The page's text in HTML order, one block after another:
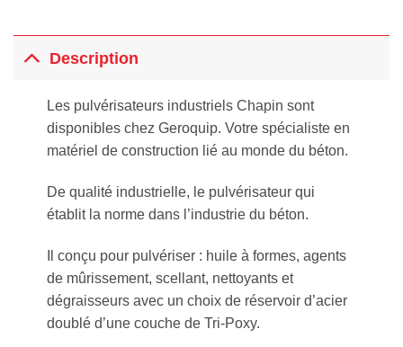
Description
Les pulvérisateurs industriels Chapin sont
disponibles chez Geroquip. Votre spécialiste en
matériel de construction lié au monde du béton.
De qualité industrielle, le pulvérisateur qui
établit la norme dans l’industrie du béton.
Il conçu pour pulvériser : huile à formes, agents
de mûrissement, scellant, nettoyants et
dégraisseurs avec un choix de réservoir d’acier
doublé d’une couche de Tri-Poxy.